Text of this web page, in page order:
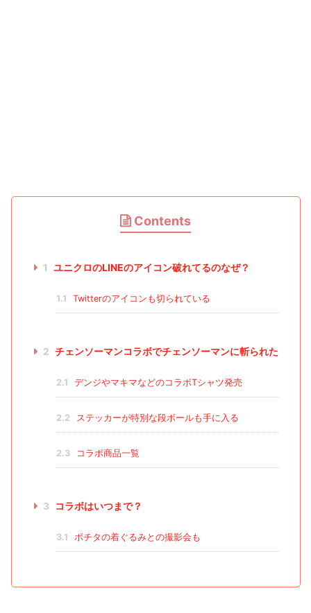
Contents
1 ユニクロのLINEのアイコン破れてるのなぜ？
1.1 Twitterのアイコンも切られている
2 チェンソーマンコラボでチェンソーマンに斬られた
2.1 デンジやマキマなどのコラボTシャツ発売
2.2 ステッカーが特別な段ボールも手に入る
2.3 コラボ商品一覧
3 コラボはいつまで？
3.1 ポチタの着ぐるみとの撮影会も